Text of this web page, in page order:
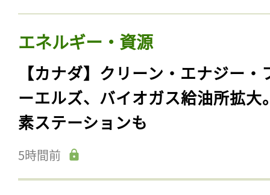
エネルギー・資源
【カナダ】クリーン・エナジー・
ーエルズ、バイオガス給油所拡大
素ステーションも
5時間前